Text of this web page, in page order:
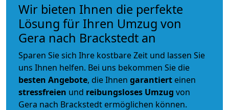
Wir bieten Ihnen die perfekte
Lösung für Ihren Umzug von
Gera nach Brackstedt an
Sparen Sie sich Ihre kostbare Zeit und lassen Sie
uns Ihnen helfen. Bei uns bekommen Sie die
besten Angebote, die Ihnen garantiert einen
stressfreien und reibungsloses Umzug von
Gera nach Brackstedt ermöglichen können.